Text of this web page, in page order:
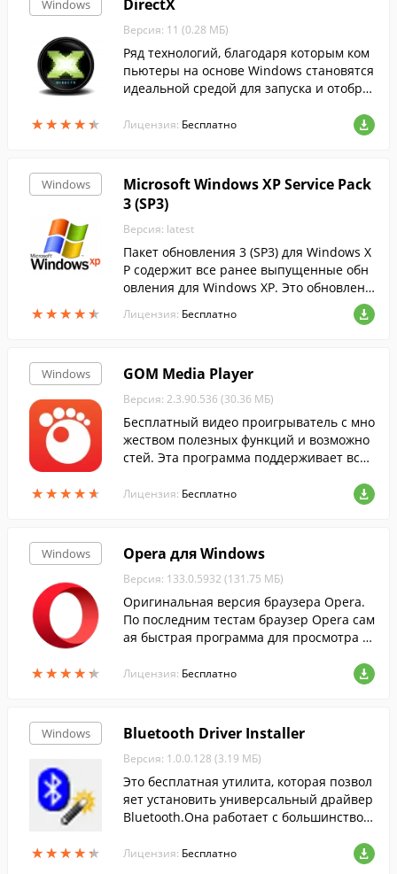
Windows
★★★★★
★★★★★
DirectX
Версия: 11 (0.28 МБ)
Ряд технологий, благодаря которым ком
пьютеры на основе Windows становятся
идеальной средой для запуска и отобра
и мультимедиа....
Лицензия: Бесплатно
Windows
★★★★★
★★★★★
Microsoft Windows XP Service Pack
3 (SP3)
Версия: latest
Пакет обновления 3 (SP3) для Windows X
P содержит все ранее выпущенные обн
овления для Windows XP. Это обновлени
е также включает несколько новых функ
ций, которые не вносят значительных и
Лицензия: Бесплатно
Windows
★★★★★
★★★★★
GOM Media Player
Версия: 2.3.90.536 (30.36 МБ)
Бесплатный видео проигрыватель с мно
жеством полезных функций и возможно
стей. Эта программа поддерживает все
вает отличное качество видео, и не тре
Лицензия: Бесплатно
Windows
★★★★★
★★★★★
Opera для Windows
Версия: 133.0.5932 (131.75 МБ)
Оригинальная версия браузера Opera.
По последним тестам браузер Opera сам
ая быстрая программа для просмотра ст
Лицензия: Бесплатно
Windows
★★★★★
★★★★★
Bluetooth Driver Installer
Версия: 1.0.0.128 (3.19 МБ)
Это бесплатная утилита, которая позвол
яет установить универсальный драйвер
Bluetooth.Она работает с большинством
ров.
Лицензия: Бесплатно